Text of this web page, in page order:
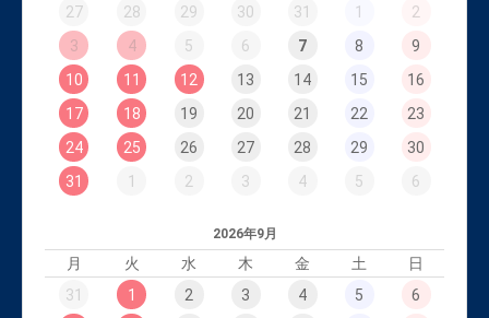
27
28 29 30 31 1
2
3
4 5 6 7 8
9
10
11 12 13 14 15
16
17
18 19 20 21 22
23
24
25 26 27 28 29
30
31
1 2 3 4 5 6
2026年9月
月 火 水 木 金 土
日
31
1 2 3 4 5
6